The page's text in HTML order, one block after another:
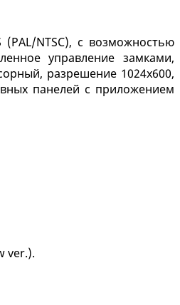
NTSC), с возможностью
управление замками,
разрешение 1024x600,
панелей с приложением
ver.).